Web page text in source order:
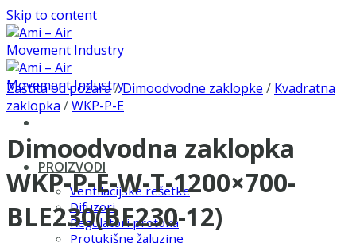
Skip to content
PROIZVODI
Ventilacijske rešetke
Difuzori
Regulatori protoka
Protukišne žaluzine
Zaštita od požara/Dimoodvodne zaklopke / Kvadratna
zaklopka /WKP-P-E
Dimoodvodna zaklopka
WKP-P-E-W-T-1200×700-
BLE230(BE230-12)